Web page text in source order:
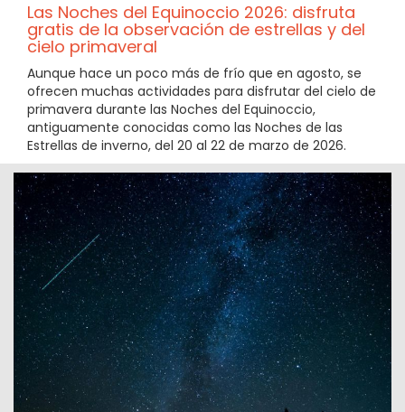
Las Noches del Equinoccio 2026: disfruta
gratis de la observación de estrellas y del
cielo primaveral
Aunque hace un poco más de frío que en agosto, se
ofrecen muchas actividades para disfrutar del cielo de
primavera durante las Noches del Equinoccio,
antiguamente conocidas como las Noches de las
Estrellas de inverno, del 20 al 22 de marzo de 2026.